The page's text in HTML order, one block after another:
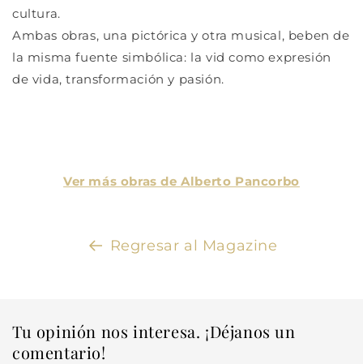
cultura.
Ambas obras, una pictórica y otra musical, beben de
la misma fuente simbólica: la vid como expresión
de vida, transformación y pasión.
Ver más obras de Alberto Pancorbo
Regresar al Magazine
Tu opinión nos interesa. ¡Déjanos un
comentario!